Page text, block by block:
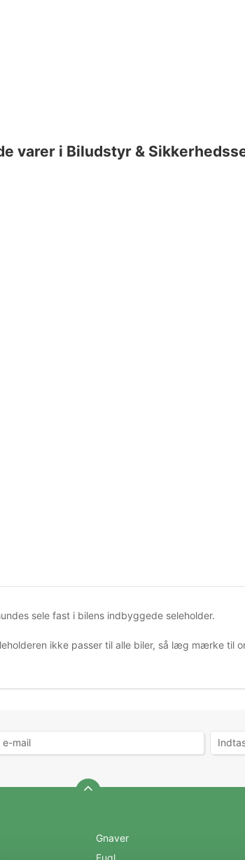
varer i Biludstyr &
sele fast i bilens indbyggede seleholder.
ikke passer til alle biler, så læg mærke til
Gnaver
Fugl